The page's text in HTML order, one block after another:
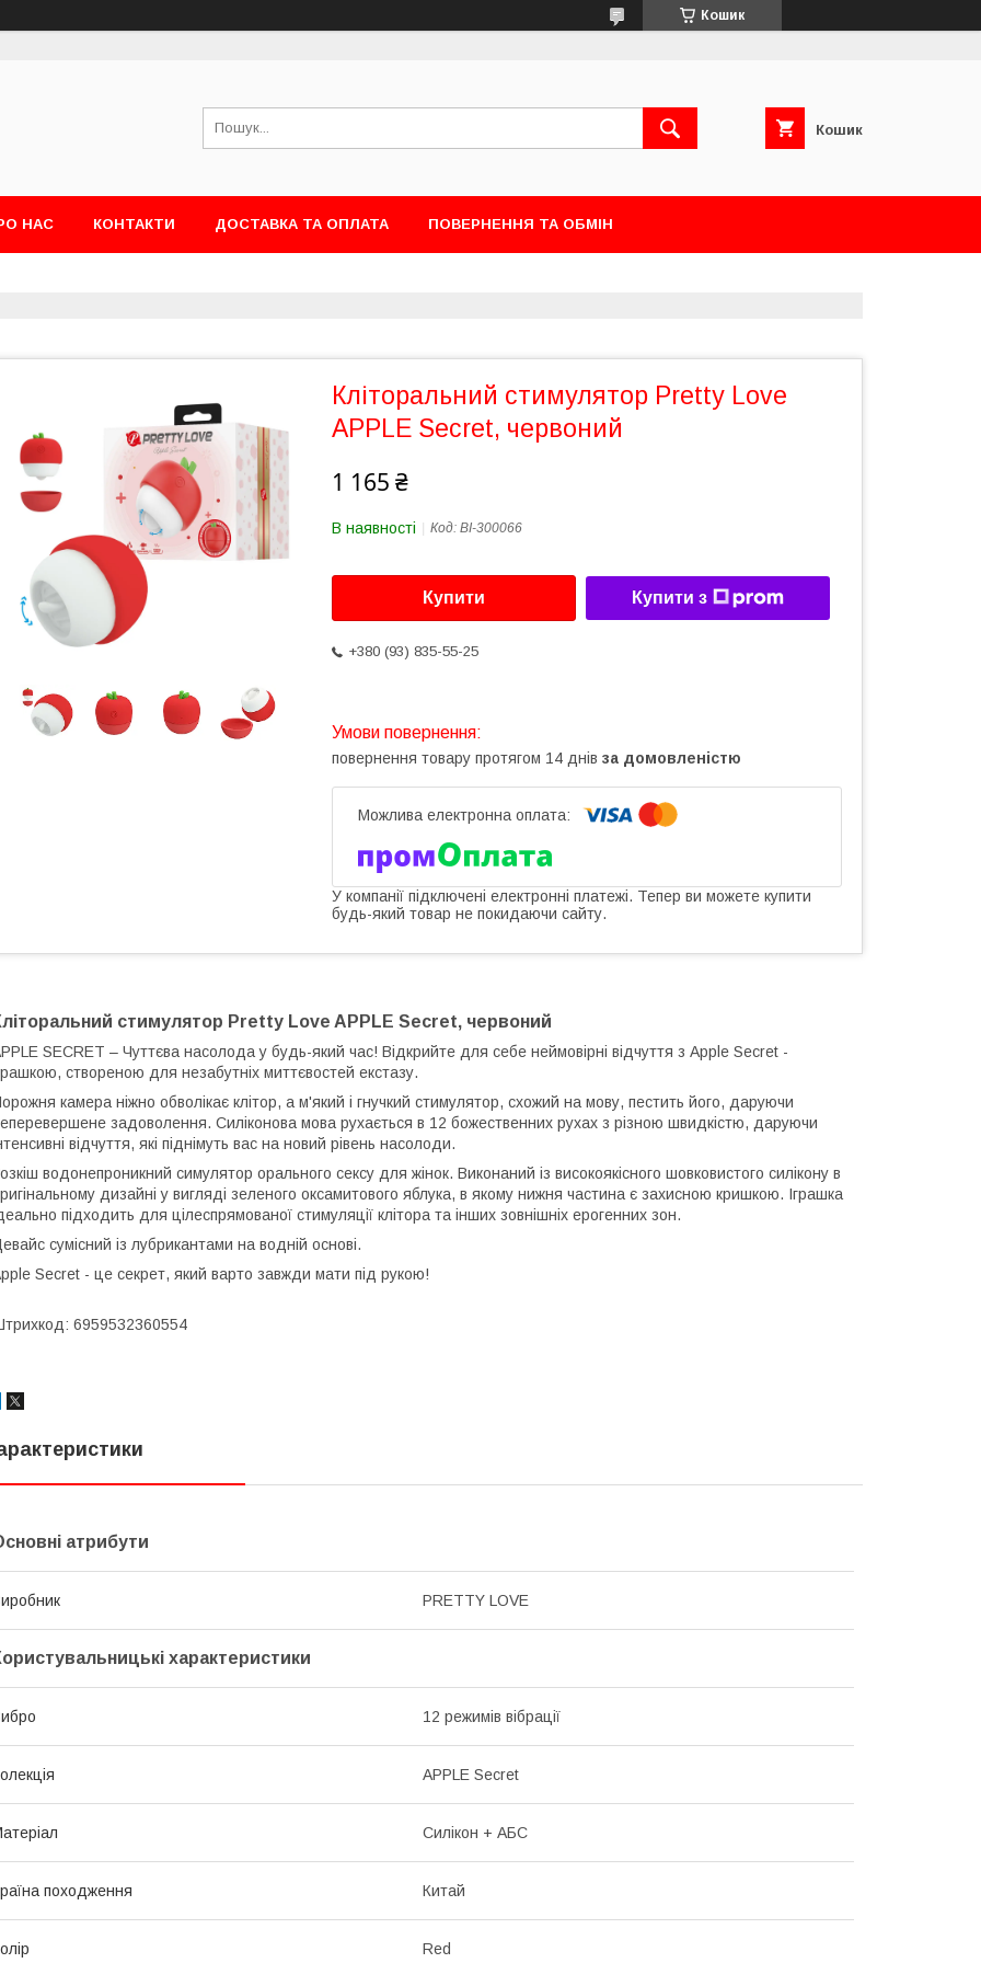
Кошик
Кошик
НАС КОНТАКТИ ДОСТАВКА ТА ОПЛАТА ПОВЕРНЕННЯ ТА ОБМІН
Кліторальний стимулятор Pretty Love
APPLE Secret, червоний
1 165 ₴
В наявності Код: BI-300066
Купити Купити з
+380 (93) 835-55-25
повернення товару протягом 14 днів за домовленістю
У компанії підключені електронні платежі. Тепер ви можете купити
будь-який товар не покидаючи сайту.
стимулятор Pretty Love APPLE Secret, червоний
SECRET – Чуттєва насолода у будь-який час! Відкрийте для себе неймовірні відчуття з Apple Secret -
створеною для незабутніх миттєвостей екстазу.
камера ніжно обволікає клітор, а м'який і гнучкий стимулятор, схожий на мову, пестить його, даруючи
задоволення. Силіконова мова рухається в 12 божественних рухах з різною швидкістю, даруючи
відчуття, які піднімуть вас на новий рівень насолоди.
водонепроникний симулятор орального сексу для жінок. Виконаний із високоякісного шовковистого силікону в
дизайні у вигляді зеленого оксамитового яблука, в якому нижня частина є захисною кришкою. Іграшка
підходить для цілеспрямованої стимуляції клітора та інших зовнішніх ерогенних зон.
сумісний із лубрикантами на водній основі.
Secret - це секрет, який варто завжди мати під рукою!
6959532360554
атрибути
PRETTY LOVE
характеристики
12 режимів вібрації
APPLE Secret
Силікон + АБС
походження Китай
Red